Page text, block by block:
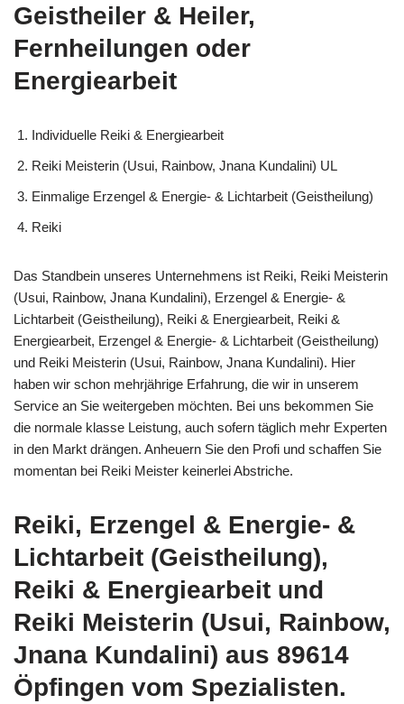
Geistheiler & Heiler,
Fernheilungen oder
Energiearbeit
Individuelle Reiki & Energiearbeit
Reiki Meisterin (Usui, Rainbow, Jnana Kundalini) UL
Einmalige Erzengel & Energie- & Lichtarbeit (Geistheilung)
Reiki
Das Standbein unseres Unternehmens ist Reiki, Reiki Meisterin
(Usui, Rainbow, Jnana Kundalini), Erzengel & Energie- &
Lichtarbeit (Geistheilung), Reiki & Energiearbeit, Reiki &
Energiearbeit, Erzengel & Energie- & Lichtarbeit (Geistheilung)
und Reiki Meisterin (Usui, Rainbow, Jnana Kundalini). Hier
haben wir schon mehrjährige Erfahrung, die wir in unserem
Service an Sie weitergeben möchten. Bei uns bekommen Sie
die normale klasse Leistung, auch sofern täglich mehr Experten
in den Markt drängen. Anheuern Sie den Profi und schaffen Sie
momentan bei Reiki Meister keinerlei Abstriche.
Reiki, Erzengel & Energie- &
Lichtarbeit (Geistheilung),
Reiki & Energiearbeit und
Reiki Meisterin (Usui, Rainbow,
Jnana Kundalini) aus 89614
Öpfingen vom Spezialisten.